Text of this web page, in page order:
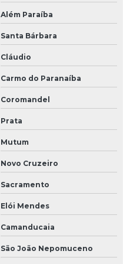
Além Paraíba
Santa Bárbara
Cláudio
Carmo do Paranaíba
Coromandel
Prata
Mutum
Novo Cruzeiro
Sacramento
Elói Mendes
Camanducaia
São João Nepomuceno